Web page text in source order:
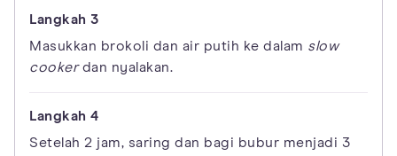
Masukkan brokoli dan air putih ke dalam slow
cookerdan nyalakan.
Setelah 2 jam, saring dan bagi bubur menjadi 3